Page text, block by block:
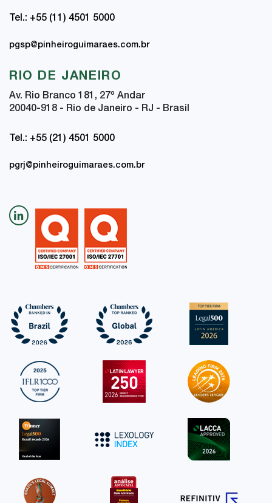
Tel.: +55 (11) 4501 5000
pgsp@pinheiroguimaraes.com.br
RIO DE JANEIRO
Av. Rio Branco 181, 27º Andar
20040-918 - Rio de Janeiro - RJ - Brasil
Tel.: +55 (21) 4501 5000
pgrj@pinheiroguimaraes.com.br